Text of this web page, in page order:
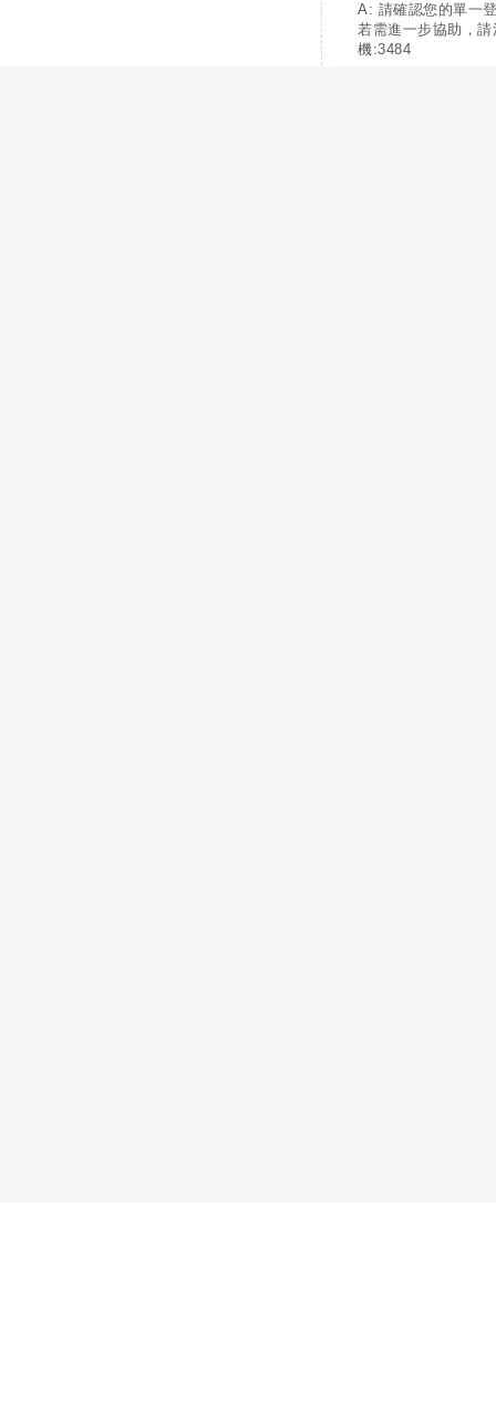
A: 請確認您的單一
若需進一步協助，
機:3484